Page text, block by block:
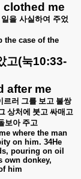
clothed me
일을 사실하여 주었
the case of the
고(눅10:33-
after me
르러 그를 보고 불쌍
상처에 붓고 싸매고
보아 주고
where the man
on him. 34He
pouring on oil
own donkey,
him